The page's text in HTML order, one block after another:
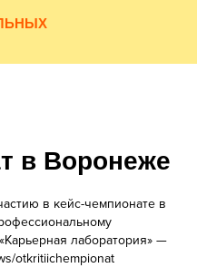
в Воронеже
в кейс-чемпионате в
лаборатория» —
otkritiichempionat